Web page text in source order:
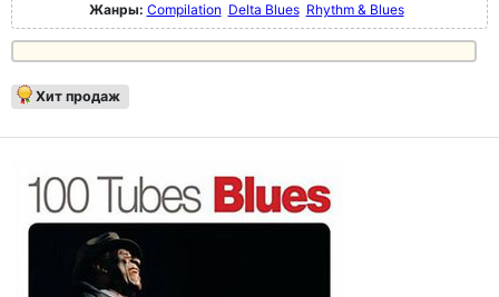
Жанры: Compilation Delta Blues Rhythm & Blues
Хит продаж